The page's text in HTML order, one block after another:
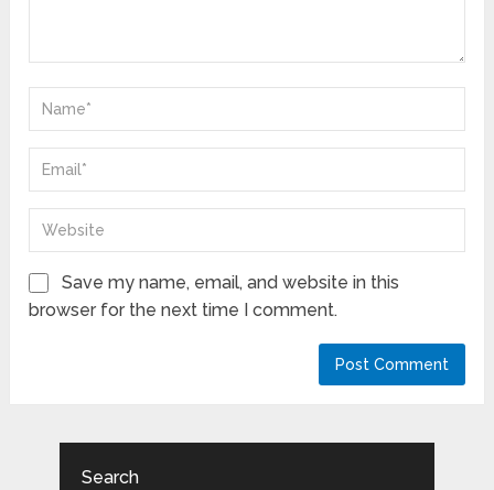
Save my name, email, and website in this
browser for the next time I comment.
Search